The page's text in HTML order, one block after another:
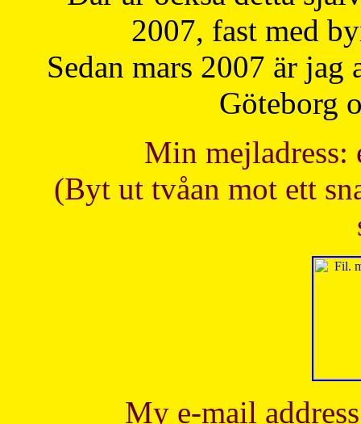
2007, fast med
Sedan mars 2007 är
Göteborg
Min mejladress:
(Byt ut tvåan mot ett
My e-mail